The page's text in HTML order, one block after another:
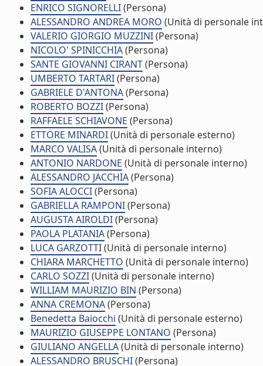
ENRICO SIGNORELLI(Persona)
ALESSANDRO ANDREA MORO (Unità di personale
VALERIO GIORGIO MUZZINI(Persona)
NICOLO' SPINICCHIA(Persona)
SANTE GIOVANNI CIRANT(Persona)
UMBERTO TARTARI(Persona)
GABRIELE D'ANTONA(Persona)
ROBERTO BOZZI(Persona)
RAFFAELE SCHIAVONE (Persona)
ETTORE MINARDI(Unità di personale esterno)
MARCO VALISA(Unità di personale interno)
ANTONIO NARDONE (Unità di personale interno)
ALESSANDRO JACCHIA(Persona)
SOFIA ALOCCI(Persona)
GABRIELLA RAMPONI(Persona)
AUGUSTA AIROLDI(Persona)
PAOLA PLATANIA(Persona)
LUCA GARZOTTI(Unità di personale interno)
CHIARA MARCHETTO (Unità di personale interno)
CARLO SOZZI(Unità di personale interno)
WILLIAM MAURIZIO BIN (Persona)
ANNA CREMONA(Persona)
Benedetta Baiocchi (Unità di personale esterno)
MAURIZIO GIUSEPPE LONTANO (Persona)
GIULIANO ANGELLA(Unità di personale interno)
ALESSANDRO BRUSCHI(Persona)